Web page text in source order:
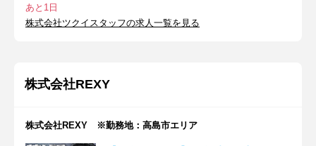
あと1日
株式会社ツクイスタッフの求人一覧を見る
株式会社REXY
株式会社REXY ※勤務地：高島市エリア